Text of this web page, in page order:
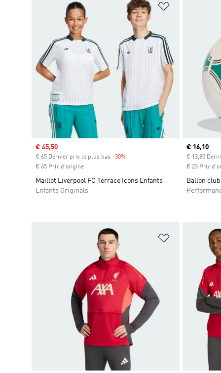
Prix soldé
€ 45,50
€ 65 Dernier prix le plus bas -30%
€ 65 Prix d'origine
Maillot Liverpool FC Terrace Icons Enfants
Enfants Originals
Prix actuel
€ 16,10
€ 13,80
€ 23 Prix
Ballon
Ajouter à la